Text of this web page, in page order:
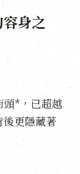
身之
頭*，已超越
更隱藏著